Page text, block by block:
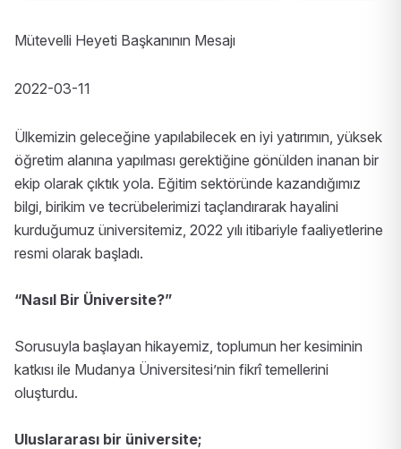
Mütevelli Heyeti Başkanının Mesajı
2022-03-11
Ülkemizin geleceğine yapılabilecek en iyi yatırımın, yüksek
öğretim alanına yapılması gerektiğine gönülden inanan bir
ekip olarak çıktık yola. Eğitim sektöründe kazandığımız
bilgi, birikim ve tecrübelerimizi taçlandırarak hayalini
kurduğumuz üniversitemiz, 2022 yılı itibariyle faaliyetlerine
resmi olarak başladı.
“Nasıl Bir Üniversite?”
Sorusuyla başlayan hikayemiz, toplumun her kesiminin
katkısı ile Mudanya Üniversitesi’nin fikrî temellerini
oluşturdu.
Uluslararası bir üniversite;